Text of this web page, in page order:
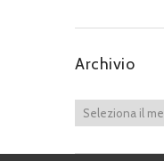
Archivio